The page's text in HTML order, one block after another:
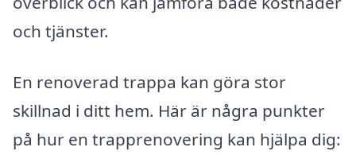
och tjänster.
En renoverad trappa kan göra stor
skillnad i ditt hem. Här är några punkter
på hur en trapprenovering kan hjälpa dig: